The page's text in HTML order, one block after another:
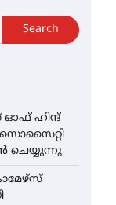
Search
ഓഫ് ഹിന്ദ്
സൊസൈറ്റി
ചെയ്യുന്നു